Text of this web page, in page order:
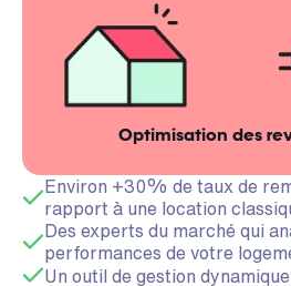
Optimisation des
Environ +30% de taux de
rapport à une location
Des experts du marché qui
performances de votre
Un outil de gestion